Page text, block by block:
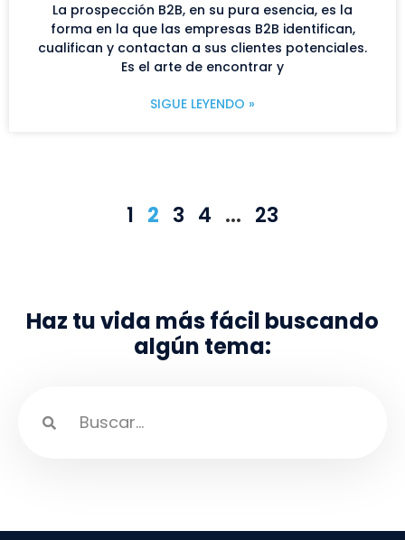
La prospección B2B, en su pura esencia, es la
forma en la que las empresas B2B identifican,
cualifican y contactan a sus clientes potenciales.
Es el arte de encontrar y
SIGUE LEYENDO »
1 2 3 4 … 23
Haz tu vida más fácil buscando
algún tema: